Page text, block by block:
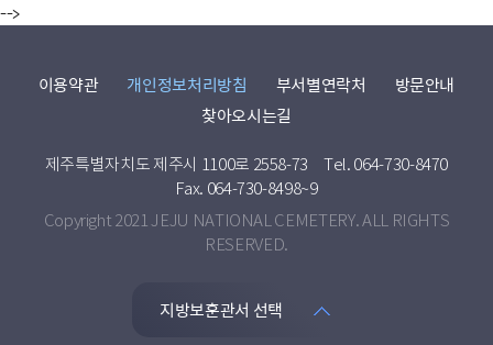
-->
이용약관 개인정보처리방침 부서별연락처
방문안내
찾아오시는길
제주특별자치도 제주시 1100로 2558-73
Tel. 064-730-8470
Fax. 064-730-8498~9
Copyright 2021 JEJU NATIONAL CEMETERY. ALL RIGHTS
RESERVED.
지방보훈관서 선택